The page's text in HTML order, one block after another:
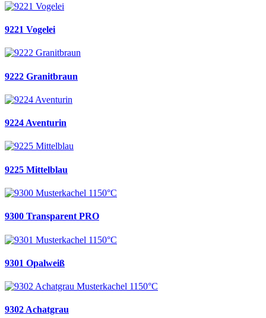
9221 Vogelei
9222 Granitbraun
9224 Aventurin
9225 Mittelblau
9300 Transparent PRO
9301 Opalweiß
9302 Achatgrau